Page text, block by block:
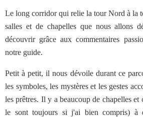
Le long corridor qui relie la tour Nord à la
salles et de chapelles que nous allons
découvrir grâce aux commentaires
notre guide.
Petit à petit, il nous dévoile durant ce
les symboles, les mystères et les gestes
les prêtres. Il y a beaucoup de chapelles et
le sont toujours si j'ai bien compris) à